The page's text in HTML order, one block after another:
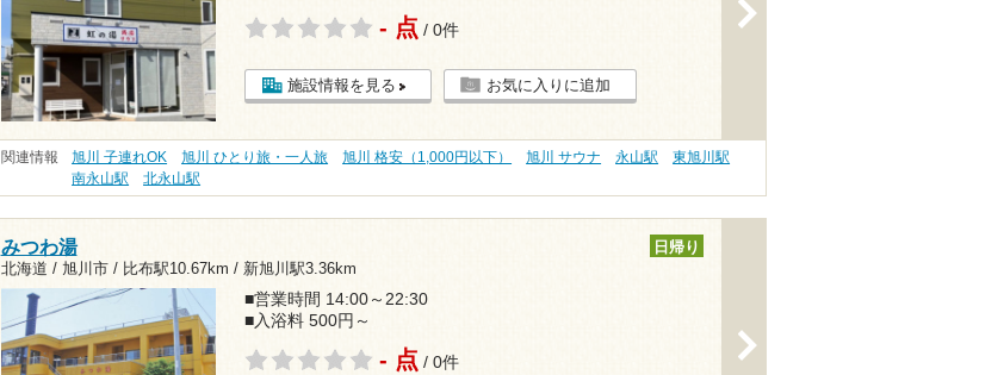
- 点 / 0件
施設情報を見る お気に入りに追加
関連情報 旭川 子連れOK 旭川 ひとり旅・一人旅 旭川 格安（1,000円以下） 旭川 サウナ 永山駅
東旭川駅
南永山駅
北永山駅
みつわ湯
北海道 / 旭川市 / 比布駅10.67km / 新旭川駅3.36km
日帰り
■営業時間 14:00～22:30
■入浴料 500円～
- 点 / 0件